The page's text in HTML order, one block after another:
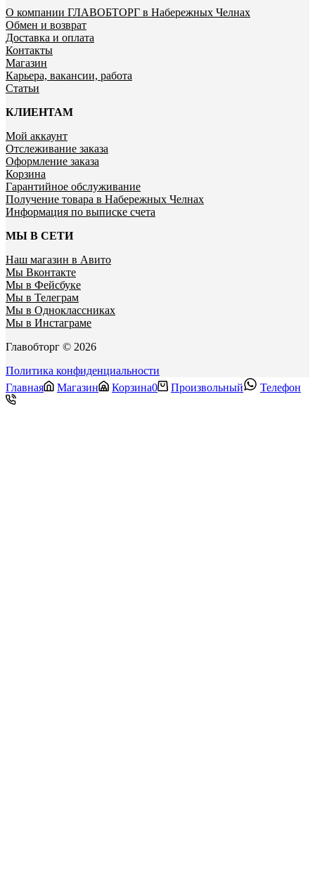
О компании ГЛАВОБТОРГ в Набережных Челнах
Обмен и возврат
Доставка и оплата
Контакты
Магазин
Карьера, вакансии, работа
Статьи
КЛИЕНТАМ
Мой аккаунт
Отслеживание заказа
Оформление заказа
Корзина
Гарантийное обслуживание
Получение товара в Набережных Челнах
Информация по выписке счета
МЫ В СЕТИ
Наш магазин в Авито
Мы Вконтакте
Мы в Фейсбуке
Мы в Телеграм
Мы в Одноклассниках
Мы в Инстаграме
Главобторг © 2026
Политика конфиденциальности
Главная
Магазин Корзина0 Произвольный Телефон